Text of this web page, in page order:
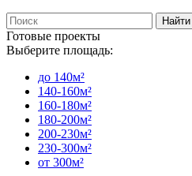
Готовые проекты
Выберите площадь:
до 140м²
140-160м²
160-180м²
180-200м²
200-230м²
230-300м²
от 300м²